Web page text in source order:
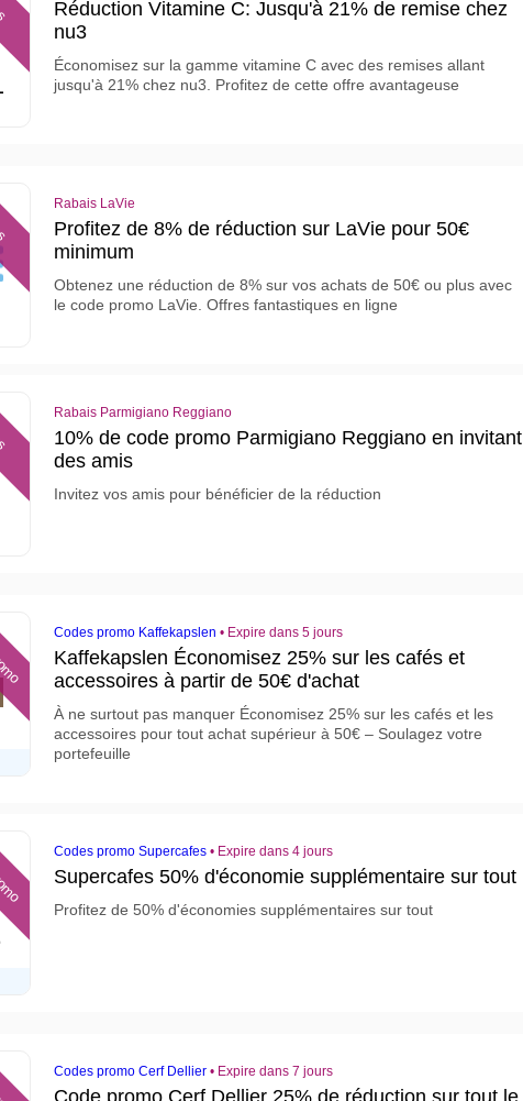
Réduction Vitamine C: Jusqu'à 21% de remise chez
nu3
Économisez sur la gamme vitamine C avec des remises allant
jusqu'à 21% chez nu3. Profitez de cette offre avantageuse
Rabais LaVie
Profitez de 8% de réduction sur LaVie pour 50€
minimum
Obtenez une réduction de 8% sur vos achats de 50€ ou plus avec
le code promo LaVie. Offres fantastiques en ligne
Rabais Parmigiano Reggiano
10% de code promo Parmigiano Reggiano en invitant
des amis
Invitez vos amis pour bénéficier de la réduction
Codes promo Kaffekapslen • Expire dans 5 jours
Kaffekapslen Économisez 25% sur les cafés et
accessoires à partir de 50€ d'achat
À ne surtout pas manquer Économisez 25% sur les cafés et les
accessoires pour tout achat supérieur à 50€ – Soulagez votre
portefeuille
Codes promo Supercafes • Expire dans 4 jours
Supercafes 50% d'économie supplémentaire sur tout
Profitez de 50% d'économies supplémentaires sur tout
Codes promo Cerf Dellier • Expire dans 7 jours
Code promo Cerf Dellier 25% de réduction sur tout le